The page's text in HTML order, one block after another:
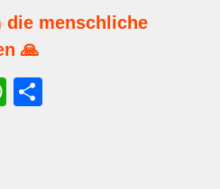
die menschliche
🙏
W